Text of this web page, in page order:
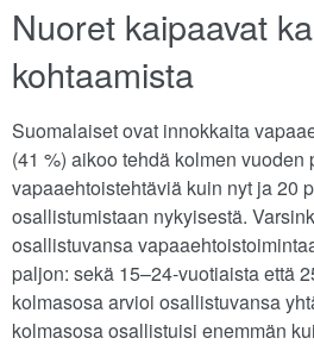
Nuoret kaipaavat
kohtaamista
Suomalaiset ovat innokkaita
(41 %) aikoo tehdä kolmen vuoden
vapaaehtoistehtäviä kuin nyt ja 20
osallistumistaan nykyisestä.
osallistuvansa
paljon: sekä 15–24-vuotiaista että
kolmasosa arvioi osallistuvansa
kolmasosa osallistuisi enemmän